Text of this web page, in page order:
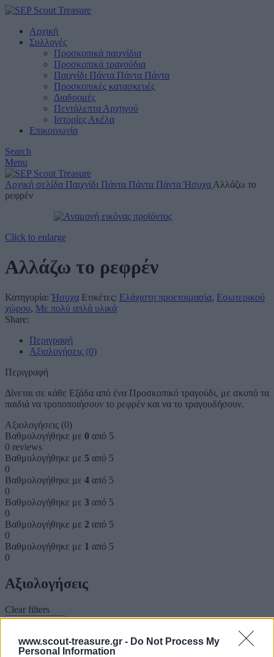
www.scout-treasure.gr - Do Not Process My
Personal Information
Αρχική
Συλλογές
Προσκοπικά παιχνίδια
Προσκοπικά τραγούδια
Παιχνίδι Πάντα Πάντα Πάντα
Προσκοπικές κατασκευές
Διαδρομές
Πεντάλεπτα Αρχηγού
Ιστορίες Ακέλα
Επικοινωνία
Search
Menu
Αρχική σελίδα Παιχνίδι Πάντα Πάντα ΠάνταΉσυχα Αλλάζω το
ρεφρέν
Click to enlarge
Αλλάζω το ρεφρέν
Κατηγορία: Ήσυχα Ετικέτες: Ελάχιστη προετοιμασία, Εσωτερικού
χώρου, Με πολύ απλά υλικά
Share:
Περιγραφή
Αξιολογήσεις (0)
Περιγραφή
Δίνεται σε κάθε Εξάδα από ένα Προσκοπικό τραγούδι, με σκοπό τα
παιδιά να τροποποιήσουν το ρεφρέν και να το τραγουδήσουν.
Αξιολογήσεις (0)
Βαθμολογήθηκε με 0 από 5
0 reviews
Βαθμολογήθηκε με 5 από 5
0
Βαθμολογήθηκε με 4 από 5
0
Βαθμολογήθηκε με 3 από 5
0
Βαθμολογήθηκε με 2 από 5
0
Βαθμολογήθηκε με 1 από 5
0
Αξιολογήσεις
Clear filters
Δεν υπάρχει καμία αξιολόγηση ακόμη.